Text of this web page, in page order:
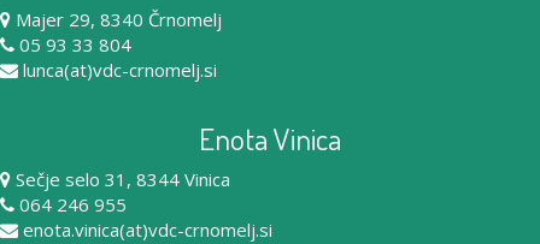
Majer 29, 8340 Črnomelj
05 93 33 804
lunca(at)vdc-crnomelj.si
Enota Vinica
Sečje selo 31, 8344 Vinica
064 246 955
enota.vinica(at)vdc-crnomelj.si